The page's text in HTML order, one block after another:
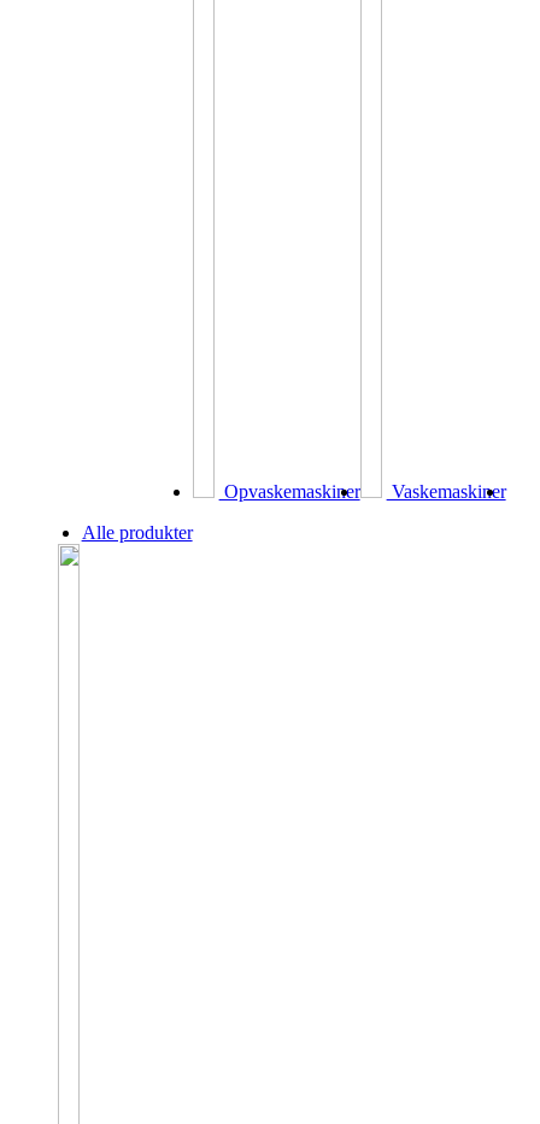
Opvaskemaskiner Vaskemaskiner
Alle produkter